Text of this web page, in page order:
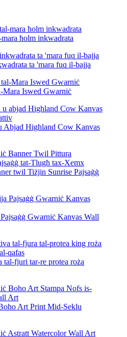
ħolm inkwadrata
ta 'mara fuq il-bajja
Mara Iswed Gwarniċ
Abjad Highland Cow Kanvas
twil Tiżjin Sunrise Pajsaġġ
Gwarniċ Kanvas Wall
tal-fjuri tar-re protea roża
Art Print Mid-Seklu